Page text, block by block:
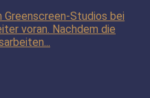
Greenscreen-Studios bei
voran. Nachdem die